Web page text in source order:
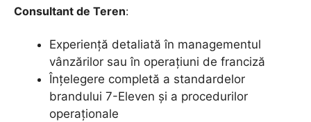
Consultant de Teren:
Experiență detaliată în managementul
vânzărilor sau în operațiuni de franciză
Înțelegere completă a standardelor
brandului 7-Eleven și a procedurilor
operaționale